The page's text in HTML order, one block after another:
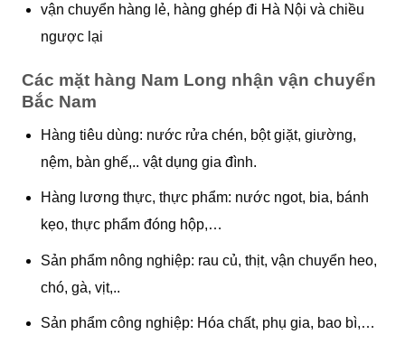
vận chuyển hàng lẻ, hàng ghép đi Hà Nội và chiều
ngược lại
Các mặt hàng Nam Long nhận vận chuyển
Bắc Nam
Hàng tiêu dùng: nước rửa chén, bột giặt, giường,
nệm, bàn ghế,.. vật dụng gia đình.
Hàng lương thực, thực phẩm: nước ngot, bia, bánh
kẹo, thực phẩm đóng hộp,…
Sản phẩm nông nghiệp: rau củ, thịt, vận chuyển heo,
chó, gà, vịt,..
Sản phẩm công nghiệp: Hóa chất, phụ gia, bao bì,…